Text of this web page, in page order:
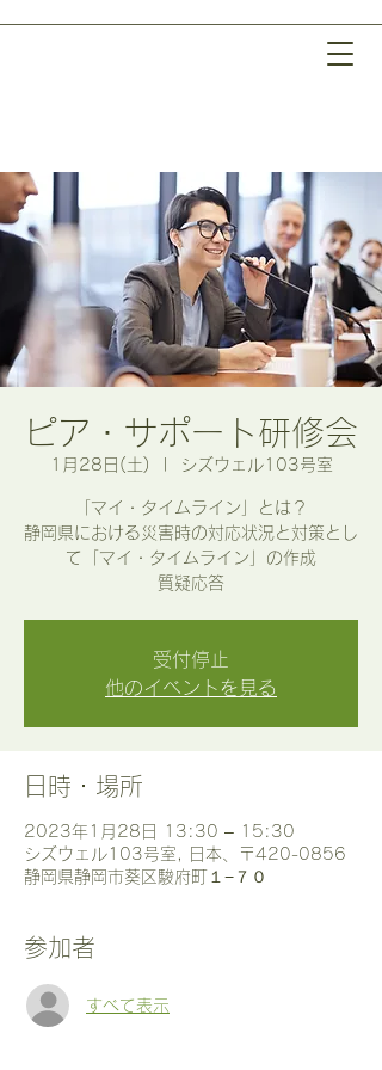
ピア・サポート研修会
1月28日(土) シズウェル103号室
「マイ・タイムライン」とは？
静岡県における災害時の対応状況と対策とし
て「マイ・タイムライン」の作成
質疑応答
受付停止
他のイベントを見る
日時・場所
2023年1月28日 13:30 – 15:30
シズウェル103号室, 日本、〒420-0856
静岡県静岡市葵区駿府町１−７０
参加者
すべて表示